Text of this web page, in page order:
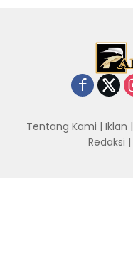
Tentang Kami | Iklan |
Redaksi |